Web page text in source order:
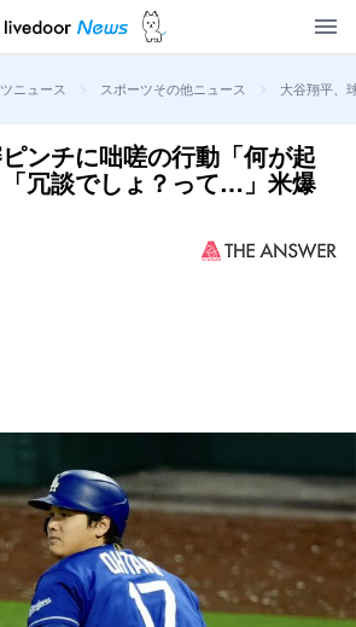
ニュース > スポーツその他ニュース > 大谷翔平、
ンチに咄嗟の行動「何が起
冗談でしょ？って…」米爆